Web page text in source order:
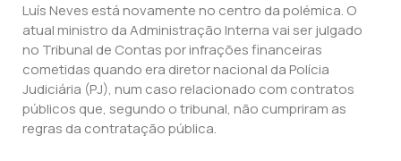
Luís Neves está novamente no centro da polémica. O
atual ministro da Administração Interna vai ser julgado
no Tribunal de Contas por infrações financeiras
cometidas quando era diretor nacional da Polícia
Judiciária (PJ), num caso relacionado com contratos
públicos que, segundo o tribunal, não cumpriram as
regras da contratação pública.